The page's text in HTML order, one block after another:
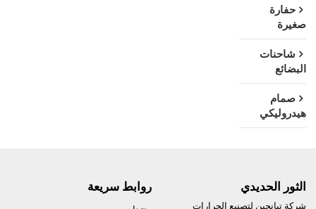
حفارة
صغيرة
شاحنات
البضائع
صمام
هيدروليكي
الثور الحديدي
شركة تيانجين لتصنيع الجرارات
روابط سريعة